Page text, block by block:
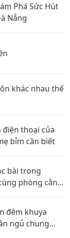
Phá Sức Hút
Nẵng
khác nhau thế
thoại của
bỉm cần biết
bài trong
phòng cằn
đêm khuya
ngủ chung